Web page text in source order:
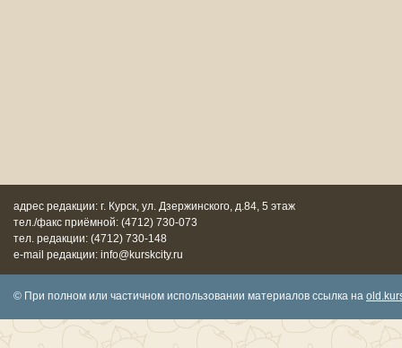
адрес редакции: г. Курск, ул. Дзержинского, д.84, 5 этаж
тел./факс приёмной: (4712) 730-073
тел. редакции: (4712) 730-148
e-mail редакции: info@kurskcity.ru
© При полном или частичном использовании материалов ссылка на